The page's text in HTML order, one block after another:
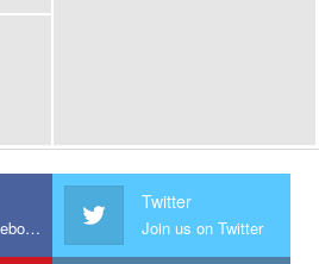
Síguenos Facebook
Twitter
Join us on Twitter